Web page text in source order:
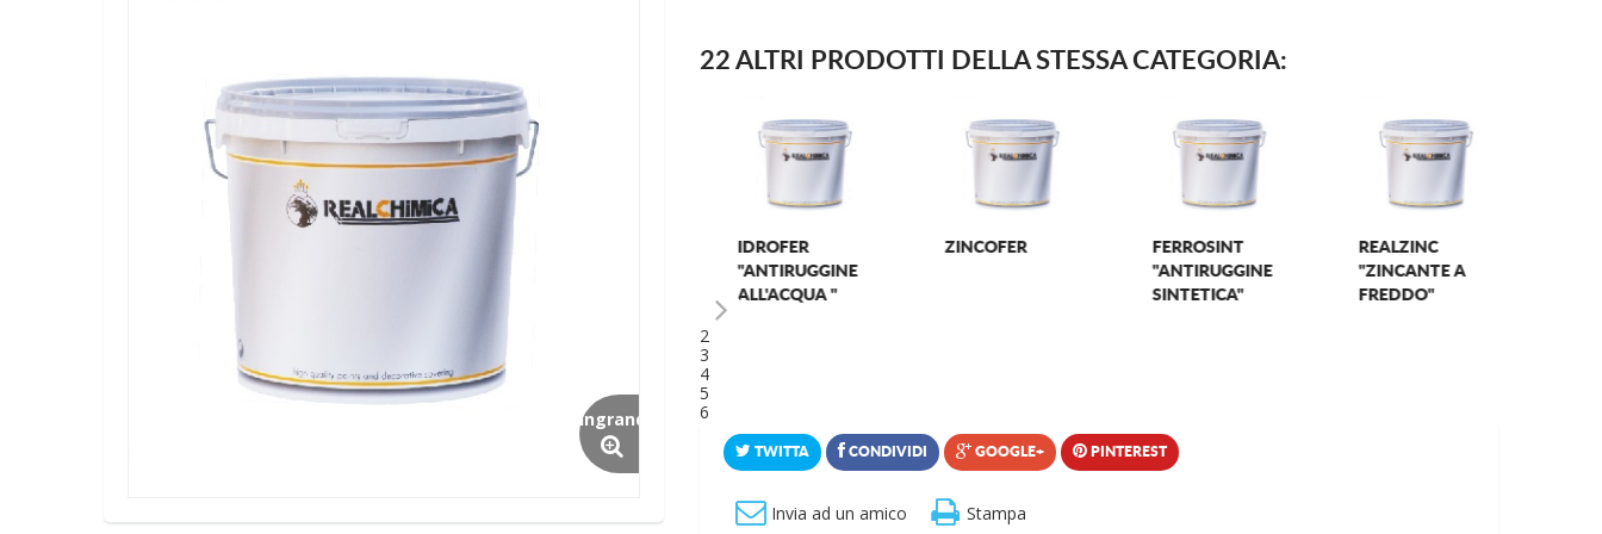
Ingrandisci
22 ALTRI PRODOTTI DELLA STESSA CATEGORIA:
ISOEPOX EPOCEM EPOMALTA IDROCEM
2
3
4
5
6
TWITTA CONDIVIDI GOOGLE+ PINTEREST
Invia ad un amico Stampa